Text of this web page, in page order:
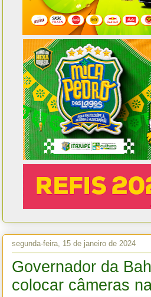
segunda-feira, 15 de janeiro de 2024
Governador da
colocar câmeras